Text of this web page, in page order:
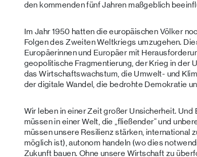
den kommenden fünf Jahren maßgeblich
Im Jahr 1950 hatten die europäischen Völker
Folgen des Zweiten Weltkriegs umzugehen.
Europäerinnen und Europäer mit
geopolitische Fragmentierung, der Krieg in der
das Wirtschaftswachstum, die Umwelt- und
der digitale Wandel, die bedrohte Demokratie
Wir leben in einer Zeit großer Unsicherheit.
müssen in einer Welt, die „fließender“ und
müssen unsere Resilienz stärken, international
möglich ist), autonom handeln (wo dies
Zukunft bauen. Ohne unsere Wirtschaft zu